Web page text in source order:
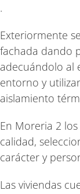
.
Exteriormente
fachada dando
adecuándolo al
entorno y
aislamiento
En Moreria 2
calidad,
carácter y
Las viviendas